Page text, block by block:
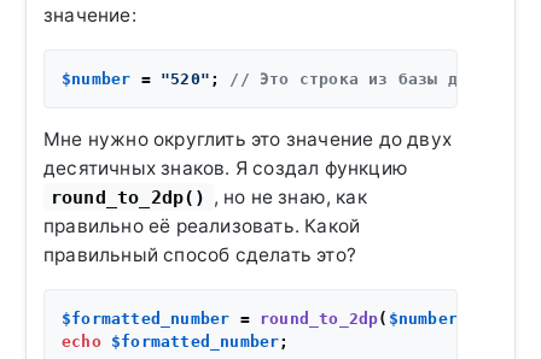
значение:
$number = "520" ; // Это строка из базы данных
Мне нужно округлить это значение до двух
десятичных знаков. Я создал функцию
round_to_2dp() , но не знаю, как
правильно её реализовать. Какой
правильный способ сделать это?
$formatted_number = round_to_2dp( $number
echo
$formatted_number